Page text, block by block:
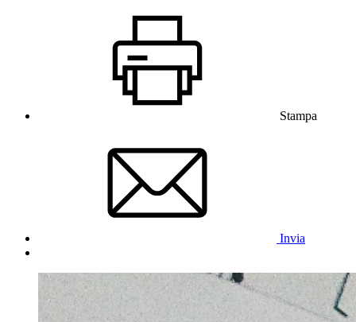
Stampa
Invia